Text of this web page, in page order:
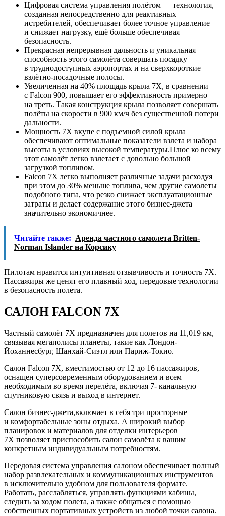
Цифровая система управления полётом — технология,
созданная непосредственно для реактивных
истребителей, обеспечивает более точное управление
и снижает нагрузку, ещё больше обеспечивая
безопасность.
Прекрасная непрерывная дальность и уникальная
способность этого самолёта совершать посадку
в труднодоступных аэропортах и на сверхкороткие
взлётно-посадочные полосы.
Увеличенная на 40% площадь крыла 7X, в сравнении
с Falcon 900, повышает его эффективность примерно
на треть. Такая конструкция крыла позволяет совершать
полёты на скорости в 900 км/ч без существенной потери
дальности.
Мощность 7X вкупе с подъемной силой крыла
обеспечивают оптимальные показатели взлета и набора
высоты в условиях высокой температуры.Плюс ко всему
этот самолёт легко взлетает с довольно большой
загрузкой топливом.
Falcon 7X легко выполняет различные задачи расходуя
при этом до 30% меньше топлива, чем другие самолеты
подобного типа, что резко снижает эксплуатационные
затраты и делает содержание этого бизнес-джета
значительно экономичнее.
Читайте также: Аренда частного самолета Britten-
Norman Islander на Корсику
Пилотам нравится интуитивная отзывчивость и точность 7X.
Пассажиры же ценят его плавный ход, передовые технологии
в безопасность полета.
САЛОН FALCON 7X
Частный самолёт 7X предназначен для полетов на 11,019 км,
связывая мегаполисы планеты, такие как Лондон-
Йоханнесбург, Шанхай-Сиэтл или Париж-Токио.
Cалон Falcon 7X, вместимостью от 12 до 16 пассажиров,
оснащен суперсовременным оборудованием и всем
необходимым во время перелёта, включая 7- канальную
спутниковую связь и выход в интернет.
Салон бизнес-джета,включает в себя три просторные
и комфортабельные зоны отдыха. А широкий выбор
планировок и материалов для отделки интерьеров
7X позволяет приспособить салон самолёта к вашим
конкретным индивидуальным потребностям.
Передовая система управления салоном обеспечивает полный
набор развлекательных и коммуникационных инструментов
в исключительно удобном для пользователя формате.
Работать, расслабляться, управлять функциями кабины,
следить за ходом полета, а также общаться с помощью
собственных портативных устройств из любой точки салона.